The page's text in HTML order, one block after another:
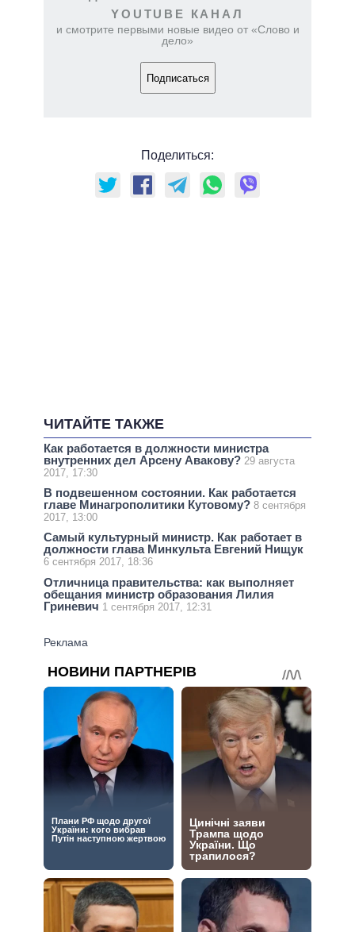
YOUTUBE КАНАЛ
и смотрите первыми новые видео от «Слово и
дело»
Подписаться
Поделиться:
ЧИТАЙТЕ ТАКЖЕ
Как работается в должности министра
внутренних дел Арсену Авакову? 29 августа
2017, 17:30
В подвешенном состоянии. Как работается
главе Минагрополитики Кутовому? 8 сентября
2017, 13:00
Самый культурный министр. Как работает в
должности глава Минкульта Евгений Нищук
6 сентября 2017, 18:36
Отличница правительства: как выполняет
обещания министр образования Лилия
Гриневич 1 сентября 2017, 12:31